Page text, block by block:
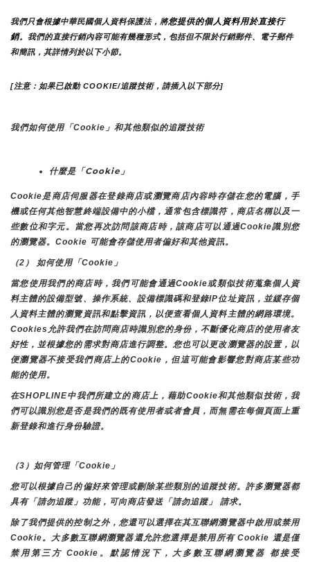
我們只會根據中華民國個人資料保護法，將您提供的個人資料用於直接行
銷。我們的直接行銷內容可能有幾種形式，包括但不限於行銷郵件、電子郵件
和簡訊，其詳情列於以下小節。
[注意：如果已啟動 COOKIE/追蹤技術，請插入以下部分]
我們如何使用「Cookie」和其他類似的追蹤技術
什麼是「Cookie」
Cookie是商店伺服器在登錄商店或瀏覽商店內容時存儲在您的電腦，手
機或任何其他智慧終端設備中的小檔，通常包含標識符，商店名稱以及一
些數位和字元。當您再次訪問該商店時，該商店可以通過Cookie識別您
的瀏覽器。Cookie 可能會存儲使用者偏好和其他資訊。
（2） 如何使用「Cookie」
當您使用我們的商店時，我們可能會通過Cookie或類似技術蒐集個人資
料主體的設備型號、操作系統、設備標識碼和登錄IP位址資訊，並緩存個
人資料主體的瀏覽資訊和點擊資訊，以便查看個人資料主體的網路環境。
Cookies允許我們在訪問商店時識別您的身份，不斷優化商店的使用者友
好性，並根據您的需求對商店進行調整。您也可以更改瀏覽器的設置，以
便瀏覽器不接受我們商店上的Cookie，但這可能會影響您對商店某些功
能的使用。
在SHOPLINE中我們所建立的商店上，藉助Cookie和其他類似技術，我
們可以識別您是否是我們的既有使用者或者會員，而無需在每個頁面上重
新登錄和進行身份驗證。
（3）如何管理「Cookie」
您可以根據自己的偏好來管理或刪除某些類別的追蹤技術。許多瀏覽器都
具有「請勿追蹤」功能，可向商店發送「請勿追蹤」 請求。
除了我們提供的控制之外，您還可以選擇在其互聯網瀏覽器中啟用或禁用
Cookie。大多數互聯網瀏覽器還允許您選擇是禁用所有 Cookie 還是僅
禁用第三方 Cookie。默認情況下，大多數互聯網瀏覽器 都接受